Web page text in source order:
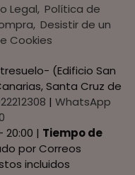
Legal Política de
Desistir de un
Cookies
(Edificio San
Santa Cruz de
| WhatsApp
20:00 | Tiempo de
por Correos
incluidos